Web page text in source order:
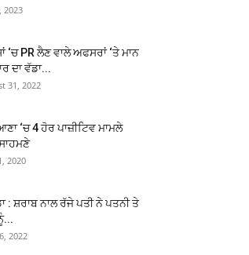
2023
‘ਚ PR ਲੈਣ ਵਾਲੇ ਅਫਸਰਾਂ ‘ਤੇ ਮਾਨ
ਦਾ ਵੱਡਾ...
31, 2022
‘ਚ 4 ਹੋਰ ਪਾਜ਼ੀਟਿਵ ਮਾਮਲੇ
2020
: ਸ਼ਰਾਬ ਨਾਲ ਰੱਜੇ ਪਤੀ ਨੇ ਪਤਨੀ ਤੇ
2022